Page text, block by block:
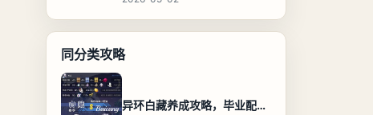
同分类攻略
异环白藏养成攻略，毕业配装、技能加点与阵容搭配保姆级解析